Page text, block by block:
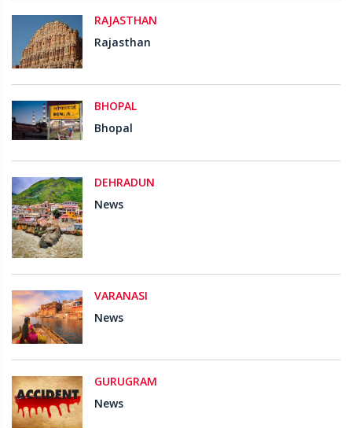
RAJASTHAN
Rajasthan
BHOPAL
Bhopal
DEHRADUN
News
VARANASI
News
GURUGRAM
News